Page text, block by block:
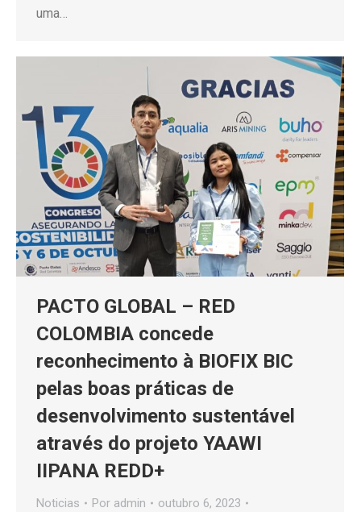
uma…
PACTO GLOBAL – RED
COLOMBIA concede
reconhecimento à BIOFIX BIC
pelas boas práticas de
desenvolvimento sustentável
através do projeto YAAWI
IIPANA REDD+
Noticias Por admin
outubro 6, 2023